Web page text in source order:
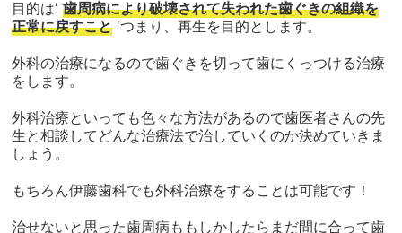
目的は‘ 歯周病により破壊されて失われた歯ぐきの組織を
正常に戻すこと ’つまり、再生を目的とします。
外科の治療になるので歯ぐきを切って歯にくっつける治療
をします。
外科治療といっても色々な方法があるので歯医者さんの先
生と相談してどんな治療法で治していくのか決めていきま
しょう。
もちろん伊藤歯科でも外科治療をすることは可能です！
治せないと思った歯周病ももしかしたらまだ間に合って歯